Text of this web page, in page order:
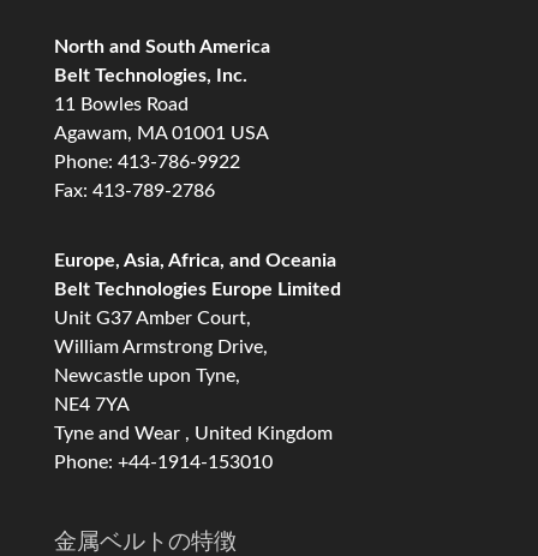
North and South America
Belt Technologies, Inc.
11 Bowles Road
Agawam, MA 01001 USA
Phone: 413-786-9922
Fax: 413-789-2786
Europe, Asia, Africa, and Oceania
Belt Technologies Europe Limited
Unit G37 Amber Court,
William Armstrong Drive,
Newcastle upon Tyne,
NE4 7YA
Tyne and Wear , United Kingdom
Phone: +44-1914-153010
金属ベルトの特徴